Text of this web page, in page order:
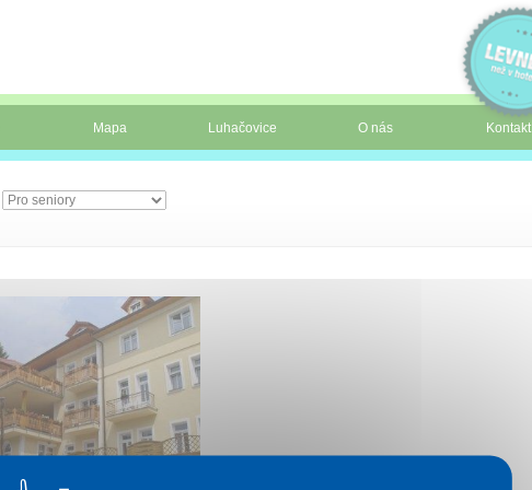
Mapa Luhačovice O nás Kontakt